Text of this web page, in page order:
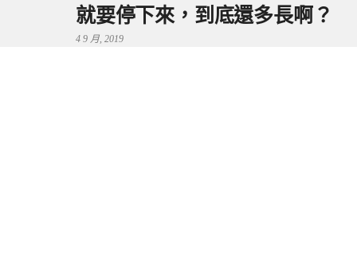
就要停下來，到底還多長啊？
4 9 月, 2019